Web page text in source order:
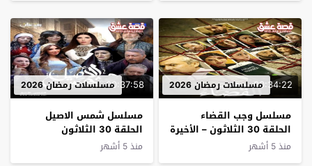
00:34:22مسلسلات رمضان 2026
مسلسل وجب القضاء
الحلقة 30 الثلاثون – الأخيرة
منذ 5 أشهر
00:37:58مسلسلات رمضان 2026
مسلسل شمس الاصيل
الحلقة 30 الثلاثون
منذ 5 أشهر